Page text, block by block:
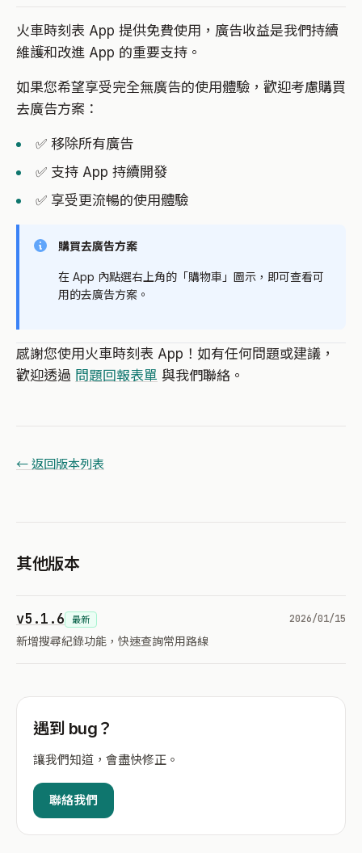
火車時刻表 App 提供免費使用，廣告收益是我們持續
維護和改進 App 的重要支持。
如果您希望享受完全無廣告的使用體驗，歡迎考慮購買
去廣告方案：
✅ 移除所有廣告
✅ 支持 App 持續開發
✅ 享受更流暢的使用體驗
購買去廣告方案
在 App 內點選右上角的「購物車」圖示，即可查看可
用的去廣告方案。
感謝您使用火車時刻表 App！如有任何問題或建議，
歡迎透過 問題回報表單 與我們聯絡。
← 返回版本列表
其他版本
v5.1.6 最新
新增搜尋紀錄功能，快速查詢常用路線
2026/01/15
遇到 bug？
讓我們知道，會盡快修正。
聯絡我們